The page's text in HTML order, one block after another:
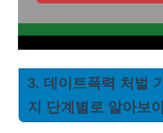
3. 데이트폭력 처벌
지 단계별로 알아보